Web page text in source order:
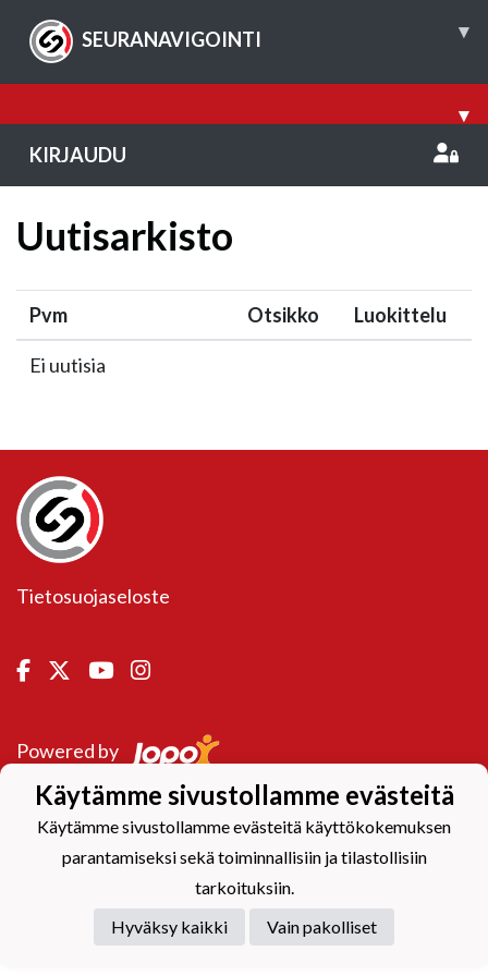
SEURANAVIGOINTI ▾
▾
KIRJAUDU
Uutisarkisto
Pvm Otsikko Luokittelu
Ei uutisia
Tietosuojaseloste
Powered by
Käytämme sivustollamme evästeitä
Käytämme sivustollamme evästeitä käyttökokemuksen
parantamiseksi sekä toiminnallisiin ja tilastollisiin
tarkoituksiin.
Hyväksy kaikki
Vain pakolliset